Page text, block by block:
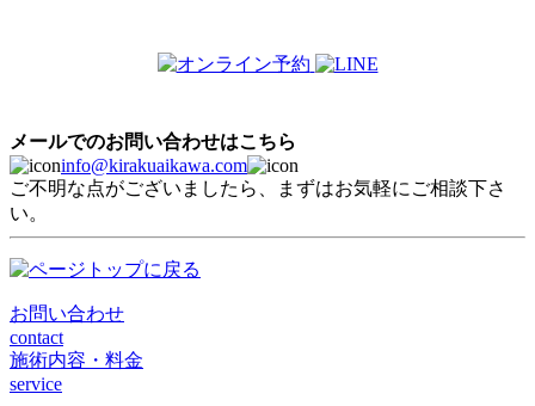
メールでのお問い合わせはこちら
info@kirakuaikawa.com
ご不明な点がございましたら、まずはお気軽にご相談下さ
い。
お問い合わせ
contact
施術内容・料金
service